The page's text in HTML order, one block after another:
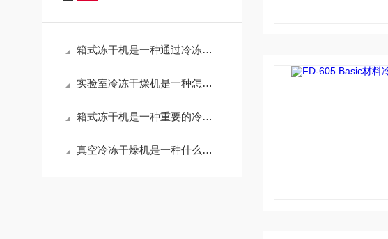
箱式冻干机是一种通过冷冻干燥技术处理样品的设备
实验室冷冻干燥机是一种怎样的设备呢
箱式冻干机是一种重要的冷冻干燥设备
真空冷冻干燥机是一种什么样的设备呢